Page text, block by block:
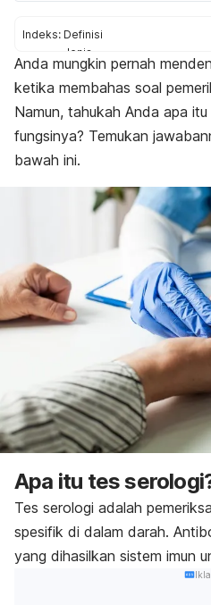
Indeks: Definisi
Jenis
Tujuan
Prosedur
Hasil
Anda mungkin pernah
ketika membahas soal
Namun, tahukah Anda apa
fungsinya? Temukan
bawah ini.
Apa itu tes
Tes serologi adalah
spesifik di dalam darah.
yang dihasilkan sistem imun